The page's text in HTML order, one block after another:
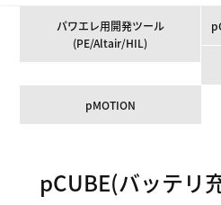
パワエレ用開発ツール
(PE/Altair/HIL)
pMOTION
pCUBE(バッテリ